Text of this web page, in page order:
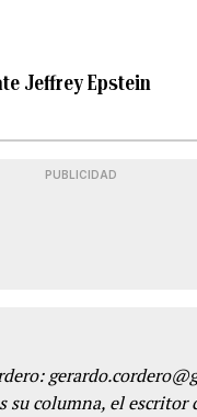
Jeffrey Epstein
PUBLICIDAD
columna, el escritor